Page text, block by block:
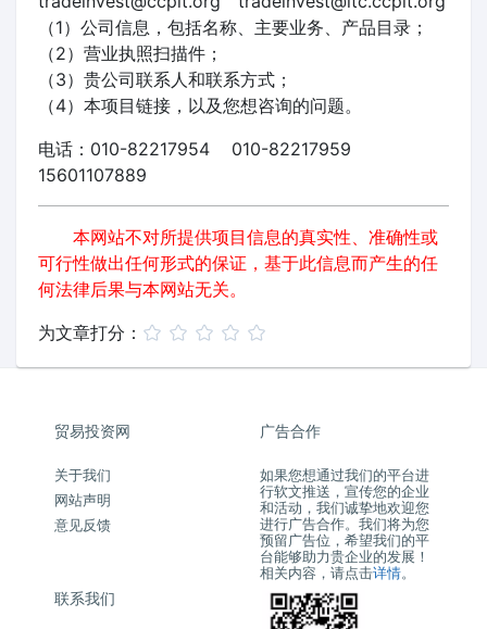
（1）公司信息，包括名称、主要业务、产品目录；
（2）营业执照扫描件；
（3）贵公司联系人和联系方式；
（4）本项目链接，以及您想咨询的问题。
电话：010-82217954 010-82217959
15601107889
本网站不对所提供项目信息的真实性、准确性或
可行性做出任何形式的保证，基于此信息而产生的任
何法律后果与本网站无关。
为文章打分：
贸易投资网
关于我们
网站声明
意见反馈
广告合作
如果您想通过我们的平台进
行软文推送，宣传您的企业
和活动，我们诚挚地欢迎您
进行广告合作。我们将为您
预留广告位，希望我们的平
台能够助力贵企业的发展！
相关内容，请点击详情。
联系我们